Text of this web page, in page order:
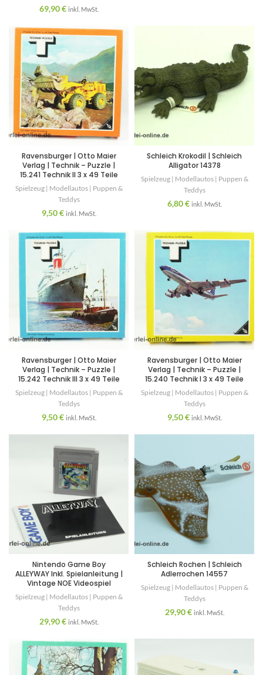
69,90€ inkl. MwSt.
Ravensburger | Otto Maier
Verlag | Technik – Puzzle |
15.241 Technik II 3 x 49 Teile
Spielzeug | Modellautos | Puppen &
Teddys
9,50€ inkl. MwSt.
Schleich Krokodil | Schleich
Alligator 14378
Spielzeug | Modellautos | Puppen &
Teddys
6,80€ inkl. MwSt.
Ravensburger | Otto Maier
Verlag | Technik – Puzzle |
15.242 Technik III 3 x 49 Teile
Spielzeug | Modellautos | Puppen &
Teddys
9,50€ inkl. MwSt.
Ravensburger | Otto Maier
Verlag | Technik – Puzzle |
15.240 Technik I 3 x 49 Teile
Spielzeug | Modellautos | Puppen &
Teddys
9,50€ inkl. MwSt.
Nintendo Game Boy
ALLEYWAY Inkl. Spielanleitung |
Vintage NOE Videospiel
Spielzeug | Modellautos | Puppen &
Teddys
29,90€ inkl. MwSt.
Schleich Rochen | Schleich
Adlerrochen 14557
Spielzeug | Modellautos | Puppen &
Teddys
29,90€ inkl. MwSt.